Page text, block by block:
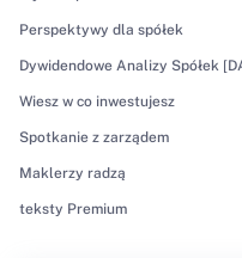
Perspektywy dla spółek
Dywidendowe Analizy Spółek
Wiesz w co inwestujesz
Spotkanie z zarządem
Maklerzy radzą
teksty Premium